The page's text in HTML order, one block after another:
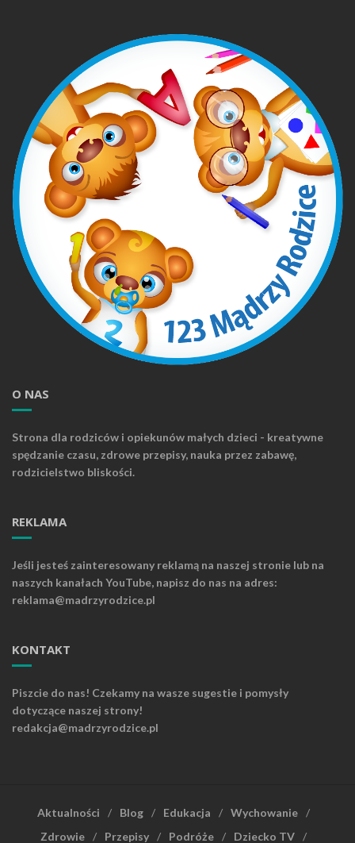
O NAS
Strona dla rodziców i opiekunów małych dzieci - kreatywne
spędzanie czasu, zdrowe przepisy, nauka przez zabawę,
rodzicielstwo bliskości.
REKLAMA
Jeśli jesteś zainteresowany reklamą na naszej stronie lub na
naszych kanałach YouTube, napisz do nas na adres:
reklama@madrzyrodzice.pl
KONTAKT
Piszcie do nas! Czekamy na wasze sugestie i pomysły
dotyczące naszej strony!
redakcja@madrzyrodzice.pl
Aktualności Blog Edukacja
Wychowanie
Zdrowie
Przepisy Podróże Dziecko TV